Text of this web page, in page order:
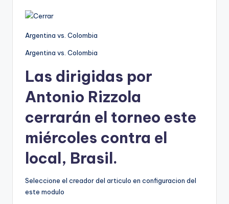
Argentina vs. Colombia
Argentina vs. Colombia
Las dirigidas por
Antonio Rizzola
cerrarán el torneo este
miércoles contra el
local, Brasil.
Seleccione el creador del articulo en configuracion del
este modulo